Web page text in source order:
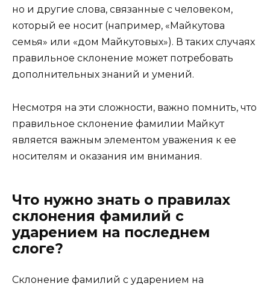
но и другие слова, связанные с человеком,
который ее носит (например, «Майкутова
семья» или «дом Майкутовых»). В таких случаях
правильное склонение может потребовать
дополнительных знаний и умений.
Несмотря на эти сложности, важно помнить, что
правильное склонение фамилии Майкут
является важным элементом уважения к ее
носителям и оказания им внимания.
Что нужно знать о правилах
склонения фамилий с
ударением на последнем
слоге?
Склонение фамилий с ударением на